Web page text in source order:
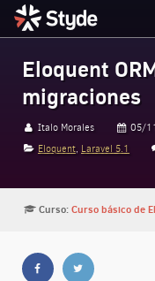
Eloquent
migraciones
Italo Morales
05/
Eloquent, Laravel 5.1
Curso:Curso básico de